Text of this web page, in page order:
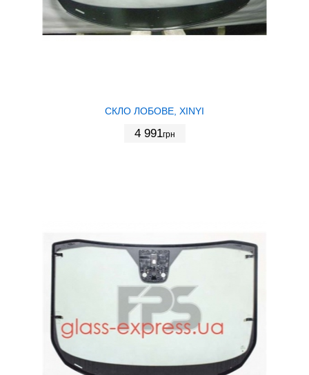
СКЛО ЛОБОВЕ, XINYI
4 991грн